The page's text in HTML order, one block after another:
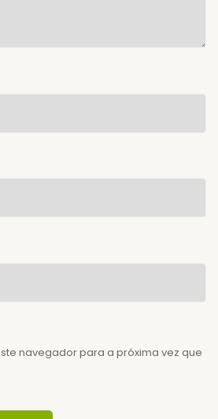
navegador para a próxima vez que